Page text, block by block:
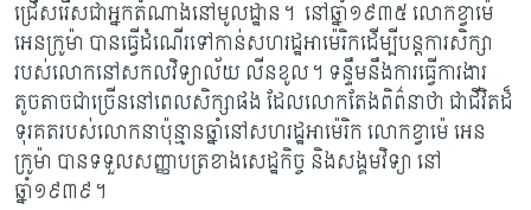
ជ្រើសរើសជាអ្នកតំណាងនៅមូលដ្ឋាន។ នៅឆ្នាំ១៩៣៥ លោកខ្វាម៉េ
អេនក្រូម៉ា បាន​ធ្វើដំណើរទៅកាន់សហរដ្ឋអាម៉េរិកដើម្បីបន្តការ​សិក្សា
របស់លោកនៅសកលវិទ្យាល័យ លីនខូល។ ទន្ទឹមនឹងការធ្វើការងារ
តូចតាចជាច្រើននៅពេល​សិក្សាផង ដែលលោកតែងពិព៌នា​ថា ជាជីវិត​ដ៏
ទុរគត​របស់លោកនាប៉ុន្មានឆ្នាំនៅសហរដ្ឋអាម៉េរិក លោកខ្វាម៉េ អេន
ក្រូម៉ា បាន​ទទួល​សញ្ញាបត្រខាងសេដ្ឋកិច្ច និងសង្គមវិទ្យា នៅ
ឆ្នាំ១៩៣៩។